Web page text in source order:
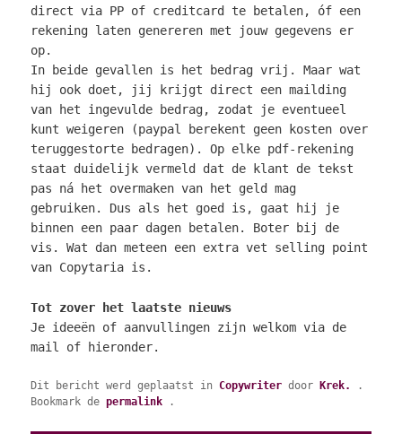
direct via PP of creditcard te betalen, óf een
rekening laten genereren met jouw gegevens er
op.
In beide gevallen is het bedrag vrij. Maar wat
hij ook doet, jij krijgt direct een mailding
van het ingevulde bedrag, zodat je eventueel
kunt weigeren (paypal berekent geen kosten over
teruggestorte bedragen). Op elke pdf-rekening
staat duidelijk vermeld dat de klant de tekst
pas ná het overmaken van het geld mag
gebruiken. Dus als het goed is, gaat hij je
binnen een paar dagen betalen. Boter bij de
vis. Wat dan meteen een extra vet selling point
van Copytaria is.
Tot zover het laatste nieuws
Je ideeën of aanvullingen zijn welkom via de
mail of hieronder.
Dit bericht werd geplaatst inCopywriter doorKrek.
.
Bookmark depermalink .